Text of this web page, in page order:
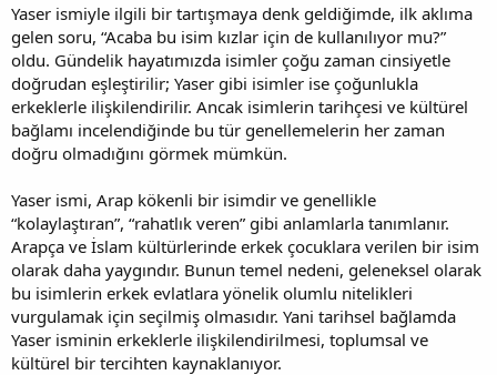
t
a
n
r
i
h
i
Yaser ismiyle ilgili bir tartışmaya denk geldiğimde, ilk aklıma
gelen soru, “Acaba bu isim kızlar için de kullanılıyor mu?”
oldu. Gündelik hayatımızda isimler çoğu zaman cinsiyetle
doğrudan eşleştirilir; Yaser gibi isimler ise çoğunlukla
erkeklerle ilişkilendirilir. Ancak isimlerin tarihçesi ve kültürel
bağlamı incelendiğinde bu tür genellemelerin her zaman
doğru olmadığını görmek mümkün.
Yaser ismi, Arap kökenli bir isimdir ve genellikle
“kolaylaştıran”, “rahatlık veren” gibi anlamlarla tanımlanır.
Arapça ve İslam kültürlerinde erkek çocuklara verilen bir isim
olarak daha yaygındır. Bunun temel nedeni, geleneksel olarak
bu isimlerin erkek evlatlara yönelik olumlu nitelikleri
vurgulamak için seçilmiş olmasıdır. Yani tarihsel bağlamda
Yaser isminin erkeklerle ilişkilendirilmesi, toplumsal ve
kültürel bir tercihten kaynaklanıyor.